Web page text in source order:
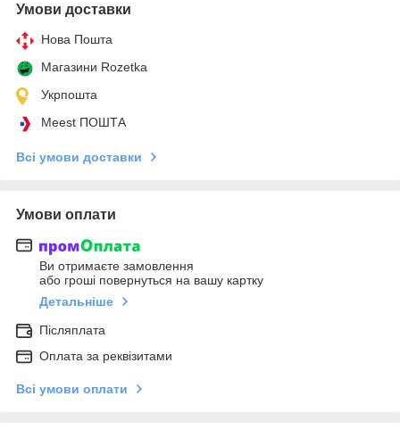
Умови доставки
Нова Пошта
Магазини Rozetka
Укрпошта
Meest ПОШТА
Всі умови доставки
Умови оплати
Ви отримаєте замовлення
або гроші повернуться на вашу картку
Детальніше
Післяплата
Оплата за реквізитами
Всі умови оплати